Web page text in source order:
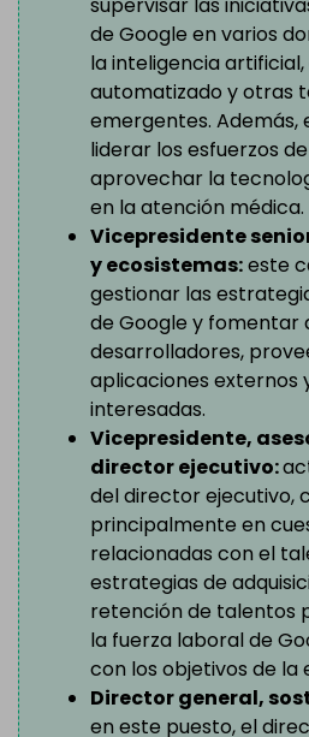
de Google en varios
la inteligencia
automatizado y otras
emergentes. Además,
liderar los esfuerzos
aprovechar la
en la atención médica.
Vicepresidente
y ecosistemas:este
gestionar las
de Google y fomentar
desarrolladores,
aplicaciones externos
interesadas.
Vicepresidente,
director ejecutivo:
del director ejecutivo,
principalmente en
relacionadas con el
estrategias de
retención de talentos
la fuerza laboral de
con los objetivos de la
Director general,
en este puesto, el